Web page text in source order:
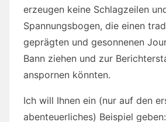
erzeugen keine Schlagzeilen
Spannungsbogen, die einen
geprägten und gesonnenen
Bann ziehen und zur
anspornen könnten.
Ich will Ihnen ein (nur auf den
abenteuerliches) Beispiel